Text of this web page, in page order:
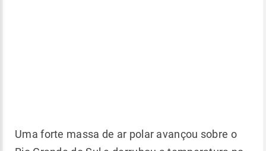
Uma forte massa de ar polar avançou sobre o